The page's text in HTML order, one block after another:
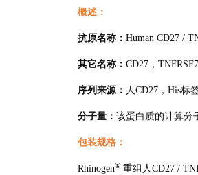
概述：
抗原名称：Human CD27 /
其它名称：CD27，
序列来源： 人CD27，His标
分子量：该蛋白质的计算分
包装规格：
Rhinogen® 重组人CD27 /